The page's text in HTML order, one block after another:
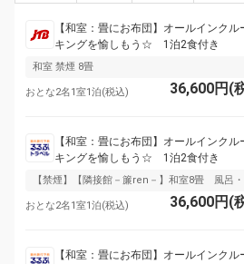
【和室：畳にお布団】オールインク
キングを愉しもう☆ 1泊2食付き
和室 禁煙 8畳
おとな2名1室1泊(税込) 36,600円(
【和室：畳にお布団】オールインク
キングを愉しもう☆ 1泊2食付き
【禁煙】【隣接館－簾ren－】和室8畳 風呂
おとな2名1室1泊(税込) 36,600円(
【和室：畳にお布団】オールインク